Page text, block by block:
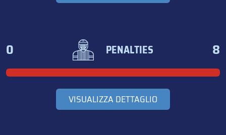
0 PENALTIES 8
VISUALIZZA DETTAGLIO